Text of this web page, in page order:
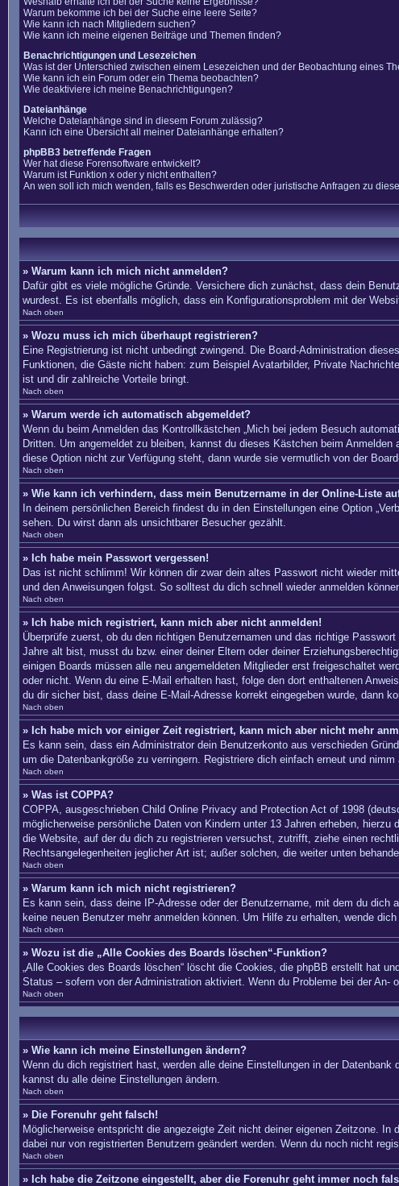
Warum bekomme ich bei der Suche eine leere Seite?
Wie kann ich nach Mitgliedern suchen?
Wie kann ich meine eigenen Beiträge und Themen finden?
Benachrichtigungen und Lesezeichen
Was ist der Unterschied zwischen einem Lesezeichen und der Beobachtung eines
Wie kann ich ein Forum oder ein Thema beobachten?
Wie deaktiviere ich meine Benachrichtigungen?
Dateianhänge
Welche Dateianhänge sind in diesem Forum zulässig?
Kann ich eine Übersicht all meiner Dateianhänge erhalten?
phpBB3 betreffende Fragen
Wer hat diese Forensoftware entwickelt?
Warum ist Funktion x oder y nicht enthalten?
An wen soll ich mich wenden, falls es Beschwerden oder juristische Anfragen zu
» Warum kann ich mich nicht anmelden?
Dafür gibt es viele mögliche Gründe. Versichere dich zunächst, dass dein
wurdest. Es ist ebenfalls möglich, dass ein Konfigurationsproblem mit der
Nach oben
» Wozu muss ich mich überhaupt registrieren?
Eine Registrierung ist nicht unbedingt zwingend. Die Board-Administration
Funktionen, die Gäste nicht haben: zum Beispiel Avatarbilder, Private
ist und dir zahlreiche Vorteile bringt.
Nach oben
» Warum werde ich automatisch abgemeldet?
Wenn du beim Anmelden das Kontrollkästchen „Mich bei jedem Besuch
Dritten. Um angemeldet zu bleiben, kannst du dieses Kästchen beim
diese Option nicht zur Verfügung steht, dann wurde sie vermutlich von der
Nach oben
» Wie kann ich verhindern, dass mein Benutzername in der Online-Liste
In deinem persönlichen Bereich findest du in den Einstellungen eine Option
sehen. Du wirst dann als unsichtbarer Besucher gezählt.
Nach oben
» Ich habe mein Passwort vergessen!
Das ist nicht schlimm! Wir können dir zwar dein altes Passwort nicht wieder
und den Anweisungen folgst. So solltest du dich schnell wieder anmelden
Nach oben
» Ich habe mich registriert, kann mich aber nicht anmelden!
Überprüfe zuerst, ob du den richtigen Benutzernamen und das richtige
Jahre alt bist, musst du bzw. einer deiner Eltern oder deiner
einigen Boards müssen alle neu angemeldeten Mitglieder erst freigeschaltet
oder nicht. Wenn du eine E-Mail erhalten hast, folge den dort enthaltenen
du dir sicher bist, dass deine E-Mail-Adresse korrekt eingegeben wurde, dann
Nach oben
» Ich habe mich vor einiger Zeit registriert, kann mich aber nicht mehr
Es kann sein, dass ein Administrator dein Benutzerkonto aus verschieden
um die Datenbankgröße zu verringern. Registriere dich einfach erneut und
Nach oben
» Was ist COPPA?
COPPA, ausgeschrieben Child Online Privacy and Protection Act of 1998
möglicherweise persönliche Daten von Kindern unter 13 Jahren erheben,
die Website, auf der du dich zu registrieren versuchst, zutrifft, ziehe einen
Rechtsangelegenheiten jeglicher Art ist; außer solchen, die weiter unten
Nach oben
» Warum kann ich mich nicht registrieren?
Es kann sein, dass deine IP-Adresse oder der Benutzername, mit dem du
keine neuen Benutzer mehr anmelden können. Um Hilfe zu erhalten, wende
Nach oben
» Wozu ist die „Alle Cookies des Boards löschen“-Funktion?
„Alle Cookies des Boards löschen“ löscht die Cookies, die phpBB erstellt hat
Status – sofern von der Administration aktiviert. Wenn du Probleme bei der
Nach oben
» Wie kann ich meine Einstellungen ändern?
Wenn du dich registriert hast, werden alle deine Einstellungen in der
kannst du alle deine Einstellungen ändern.
Nach oben
» Die Forenuhr geht falsch!
Möglicherweise entspricht die angezeigte Zeit nicht deiner eigenen Zeitzone.
dabei nur von registrierten Benutzern geändert werden. Wenn du noch nicht
Nach oben
» Ich habe die Zeitzone eingestellt, aber die Forenuhr geht immer noch